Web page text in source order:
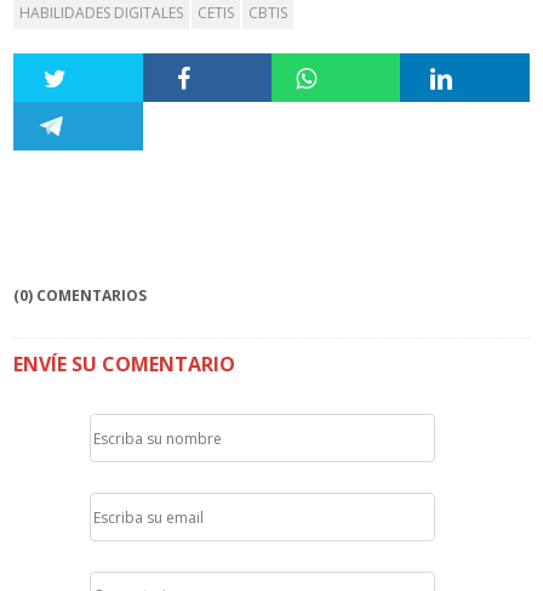
HABILIDADES DIGITALES
CETIS CBTIS
(0) COMENTARIOS
ENVÍE SU COMENTARIO